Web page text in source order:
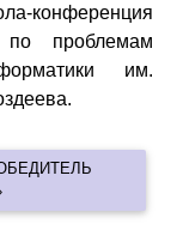
по проблемам
им.